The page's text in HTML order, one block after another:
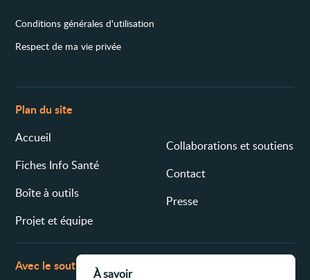
Conditions générales d'utilisation
Respect de ma vie privée
Plan du site
Accueil
Fiches Info Santé
Boîte à outils
Projet et équipe
Collaborations et soutiens
Contact
Presse
Avec le soutien de
À savoir